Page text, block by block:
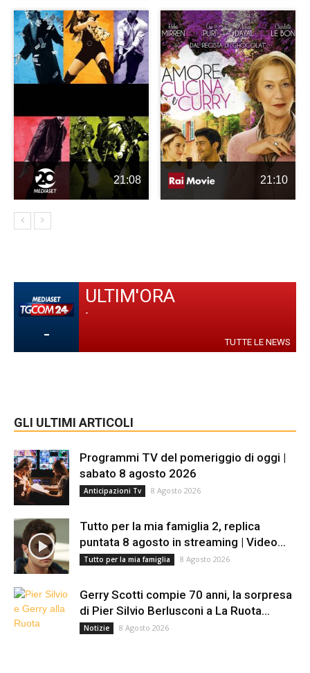
21:08 21:10
-
ULTIM'ORA
-
TUTTE LE NEWS
GLI ULTIMI ARTICOLI
Programmi TV del pomeriggio di oggi |
sabato 8 agosto 2026
Anticipazioni Tv 8 Agosto 2026
Tutto per la mia famiglia 2, replica
puntata 8 agosto in streaming | Video...
Tutto per la mia famiglia 8 Agosto 2026
Gerry Scotti compie 70 anni, la sorpresa
di Pier Silvio Berlusconi a La Ruota...
Notizie 8 Agosto 2026